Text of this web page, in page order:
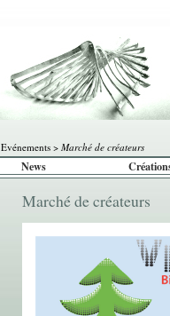
Evénements > Marché de créateurs
News
Marché de créateurs